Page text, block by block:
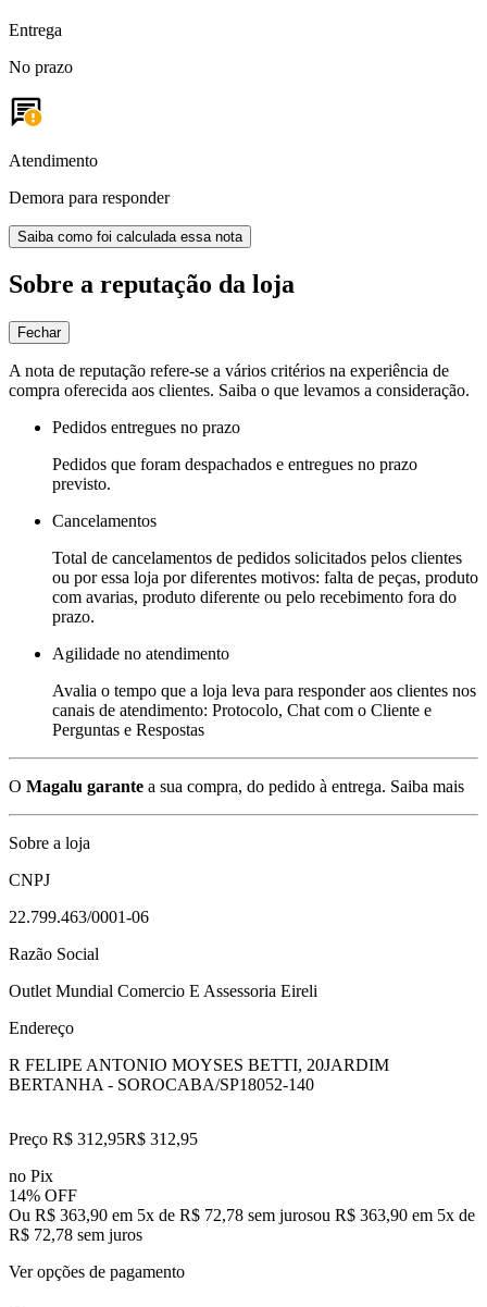
Entrega
No prazo
Atendimento
Demora para responder
Saiba como foi calculada essa nota
Sobre a reputação da loja
Fechar
A nota de reputação refere-se a vários critérios na experiência de
compra oferecida aos clientes. Saiba o que levamos a consideração.
Pedidos entregues no prazo
Pedidos que foram despachados e entregues no prazo
previsto.
Cancelamentos
Total de cancelamentos de pedidos solicitados pelos clientes
ou por essa loja por diferentes motivos: falta de peças, produto
com avarias, produto diferente ou pelo recebimento fora do
prazo.
Agilidade no atendimento
Avalia o tempo que a loja leva para responder aos clientes nos
canais de atendimento: Protocolo, Chat com o Cliente e
Perguntas e Respostas
O Magalu garante a sua compra, do pedido à entrega. Saiba mais
Sobre a loja
CNPJ
22.799.463/0001-06
Razão Social
Outlet Mundial Comercio E Assessoria Eireli
Endereço
R FELIPE ANTONIO MOYSES BETTI, 20JARDIM
BERTANHA - SOROCABA/SP18052-140
Preço R$ 312,95R$ 312,95
no Pix
14% OFF
Ou R$ 363,90 em 5x de R$ 72,78 sem jurosou R$ 363,90 em 5x de
R$ 72,78 sem juros
Ver opções de pagamento